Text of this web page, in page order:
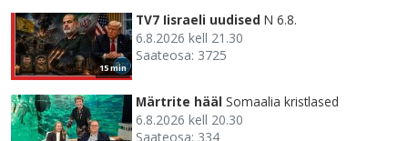
15 min
TV7 Iisraeli uudised N 6.8.
6.8.2026 kell 21.30
Saateosa: 3725
Märtrite hääl Somaalia kristlased
6.8.2026 kell 20.30
Saateosa: 334